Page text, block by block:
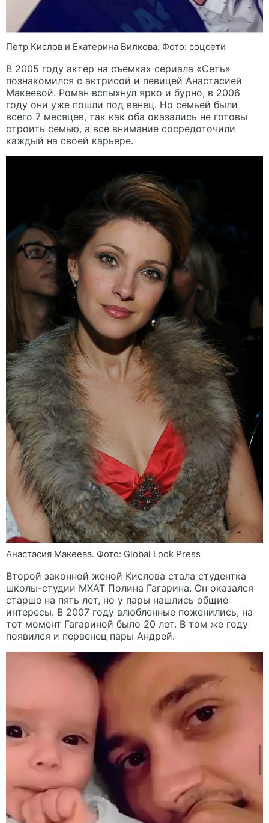
Петр Кислов и Екатерина Вилкова. Фото: соцсети
В 2005 году актер на съемках сериала «Сеть»
познакомился с актрисой и певицей Анастасией
Макеевой. Роман вспыхнул ярко и бурно, в 2006
году они уже пошли под венец. Но семьей были
всего 7 месяцев, так как оба оказались не готовы
строить семью, а все внимание сосредоточили
каждый на своей карьере.
Анастасия Макеева. Фото: Global Look Press
Второй законной женой Кислова стала студентка
школы-студии МХАТ Полина Гагарина. Он оказался
старше на пять лет, но у пары нашлись общие
интересы. В 2007 году влюбленные поженились, на
тот момент Гагариной было 20 лет. В том же году
появился и первенец пары Андрей.